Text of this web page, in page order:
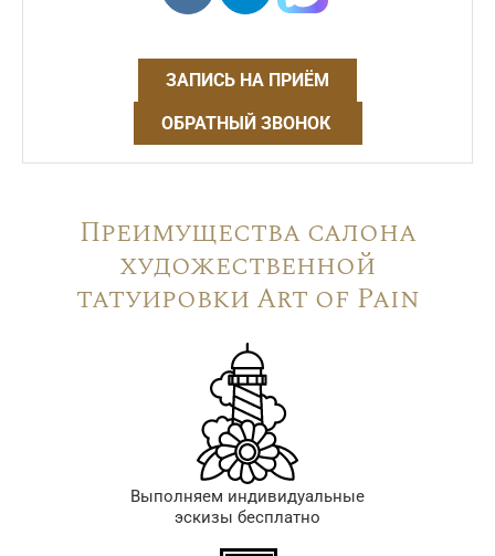
ЗАПИСЬ НА ПРИЁМ
ОБРАТНЫЙ ЗВОНОК
Преимущества салона
художественной
татуировки Art of Pain
Выполняем индивидуальные
эскизы бесплатно